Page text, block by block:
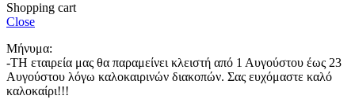
Shopping cart
Close
Μήνυμα:
-ΤΗ εταιρεία μας θα παραμείνει κλειστή από 1 Αυγούστου έως 23
Αυγούστου λόγω καλοκαιρινών διακοπών. Σας ευχόμαστε καλό
καλοκαίρι!!!